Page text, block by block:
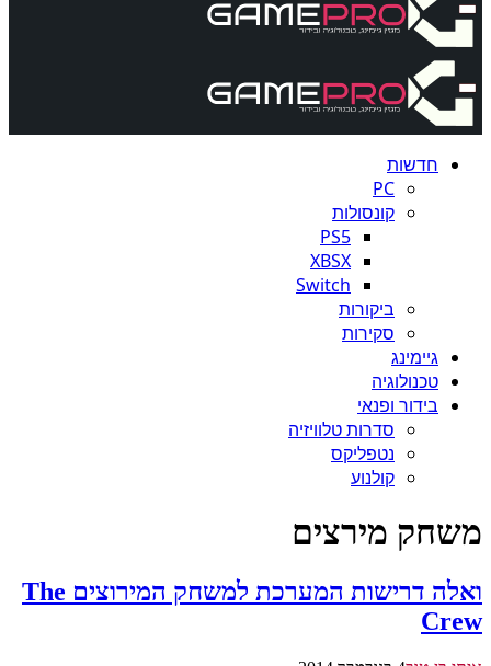
חדשות
PC
קונסולות
PS5
XBSX
Switch
ביקורות
סקירות
גיימינג
טכנולוגיה
בידור ופנאי
סדרות טלוויזיה
נטפליקס
קולנוע
משחק מירצים
ואלה דרישות המערכת למשחק המירוצים The
Crew